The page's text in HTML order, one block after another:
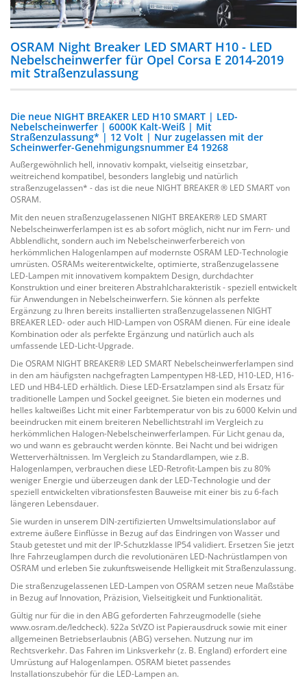
OSRAM Night Breaker LED SMART H10 - LED
Nebelscheinwerfer für Opel Corsa E 2014-2019
mit Straßenzulassung
Die neue NIGHT BREAKER LED H10 SMART | LED-
Nebelscheinwerfer | 6000K Kalt-Weiß | Mit
Straßenzulassung* | 12 Volt | Nur zugelassen mit der
Scheinwerfer-Genehmigungsnummer E4 19268
Außergewöhnlich hell, innovativ kompakt, vielseitig einsetzbar,
weitreichend kompatibel, besonders langlebig und natürlich
straßenzugelassen* - das ist die neue NIGHT BREAKER ® LED SMART von
OSRAM.
Mit den neuen straßenzugelassenen NIGHT BREAKER® LED SMART
Nebelscheinwerferlampen ist es ab sofort möglich, nicht nur im Fern- und
Abblendlicht, sondern auch im Nebelscheinwerferbereich von
herkömmlichen Halogenlampen auf modernste OSRAM LED-Technologie
umrüsten. OSRAMs weiterentwickelte, optimierte, straßenzugelassene
LED-Lampen mit innovativem kompaktem Design, durchdachter
Konstruktion und einer breiteren Abstrahlcharakteristik - speziell entwickelt
für Anwendungen in Nebelscheinwerfern. Sie können als perfekte
Ergänzung zu Ihren bereits installierten straßenzugelassenen NIGHT
BREAKER LED- oder auch HID-Lampen von OSRAM dienen. Für eine ideale
Kombination oder als perfekte Ergänzung und natürlich auch als
umfassende LED-Licht-Upgrade.
Die OSRAM NIGHT BREAKER® LED SMART Nebelscheinwerferlampen sind
in den am häufigsten nachgefragten Lampentypen H8-LED, H10-LED, H16-
LED und HB4-LED erhältlich. Diese LED-Ersatzlampen sind als Ersatz für
traditionelle Lampen und Sockel geeignet. Sie bieten ein modernes und
helles kaltweißes Licht mit einer Farbtemperatur von bis zu 6000 Kelvin und
beeindrucken mit einem breiteren Nebellichtstrahl im Vergleich zu
herkömmlichen Halogen-Nebelscheinwerferlampen. Für Licht genau da,
wo und wann es gebraucht werden könnte. Bei Nacht und bei widrigen
Wetterverhältnissen. Im Vergleich zu Standardlampen, wie z.B.
Halogenlampen, verbrauchen diese LED-Retrofit-Lampen bis zu 80%
weniger Energie und überzeugen dank der LED-Technologie und der
speziell entwickelten vibrationsfesten Bauweise mit einer bis zu 6-fach
längeren Lebensdauer.
Sie wurden in unserem DIN-zertifizierten Umweltsimulationslabor auf
extreme äußere Einflüsse in Bezug auf das Eindringen von Wasser und
Staub getestet und mit der IP-Schutzklasse IP54 validiert. Ersetzen Sie jetzt
Ihre Fahrzeuglampen durch die revolutionären LED-Nachrüstlampen von
OSRAM und erleben Sie zukunftsweisende Helligkeit mit Straßenzulassung.
Die straßenzugelassenen LED-Lampen von OSRAM setzen neue Maßstäbe
in Bezug auf Innovation, Präzision, Vielseitigkeit und Funktionalität.
Gültig nur für die in den ABG geforderten Fahrzeugmodelle (siehe
www.osram.de/ledcheck). §22a StVZO ist Papierausdruck sowie mit einer
allgemeinen Betriebserlaubnis (ABG) versehen. Nutzung nur im
Rechtsverkehr. Das Fahren im Linksverkehr (z. B. England) erfordert eine
Umrüstung auf Halogenlampen. OSRAM bietet passendes
Installationszubehör für die LED-Lampen an.